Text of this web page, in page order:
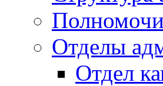
Отделы
Отдел